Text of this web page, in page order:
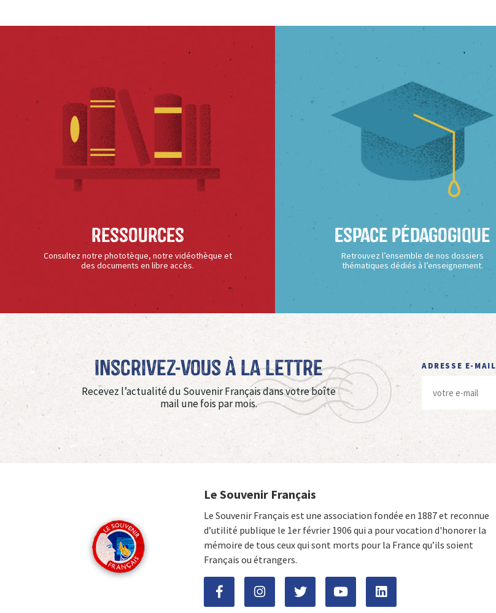
Ressources
Consultez notre phototèque, notre vidéothèque et
des documents en libre accès.
Espace Pédagogique
Retrouvez l’ensemble de nos dossiers
thématiques dédiés à l’enseignement.
Inscrivez-vous à La Lettre
Recevez l’actualité du Souvenir Français dans votre boîte
mail une fois par mois.
ADRESSE E-MAIL
Le Souvenir Français
Le Souvenir Français est une association fondée en 1887 et reconnue
d’utilité publique le 1er février 1906 qui a pour vocation d'honorer la
mémoire de tous ceux qui sont morts pour la France qu’ils soient
Français ou étrangers.